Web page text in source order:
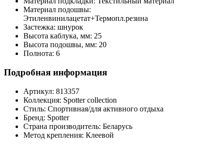
Материал подошвы:
Этиленвинилацетат+Термопл.резина
Застежка: шнурок
Высота каблука, мм: 25
Высота подошвы, мм: 20
Полнота: 6
Подробная информация
Артикул: 813357
Коллекция: Spotter collection
Стиль: Спортивная/для активного отдыха
Бренд: Spotter
Страна производитель: Беларусь
Метод крепления: Клеевой